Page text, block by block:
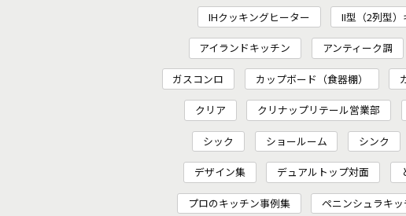
IHクッキングヒーター II型（2列型
アイランドキッチン アンティーク調
ガスコンロ カップボード（食器棚）
クリア クリナップリテール営業部
シック ショールーム シンク
デザイン集 デュアルトップ対面
プロのキッチン事例集 ペニンシュラキッ